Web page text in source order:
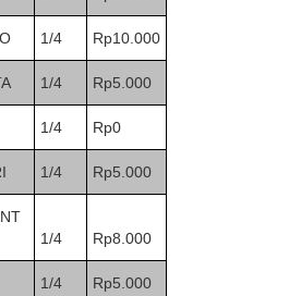
1/4 Rp10.000
1/4 Rp5.000
1/4 Rp0
1/4 Rp5.000
1/4 Rp8.000
1/4 Rp5.000